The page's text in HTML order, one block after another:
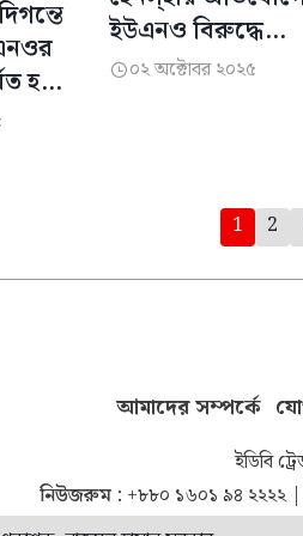
হচ্ছে
ইউএনও বিরুদ্ধে
মানববন্ধন
০২ অক্টোবর ২০২৫
1 2
আমাদের সম্পর্কে
ইডিবি
নিউজরুম : +৮৮০ ১৬০১ ৯৪ ২২২২|